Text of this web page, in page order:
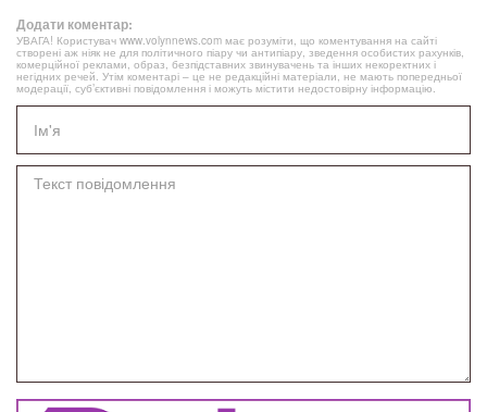
Додати коментар:
УВАГА! Користувач www.volynnews.com має розуміти, що коментування на сайті
створені аж ніяк не для політичного піару чи антипіару, зведення особистих рахунків,
комерційної реклами, образ, безпідставних звинувачень та інших некоректних і
негідних речей. Утім коментарі – це не редакційні матеріали, не мають попередньої
модерації, суб’єктивні повідомлення і можуть містити недостовірну інформацію.